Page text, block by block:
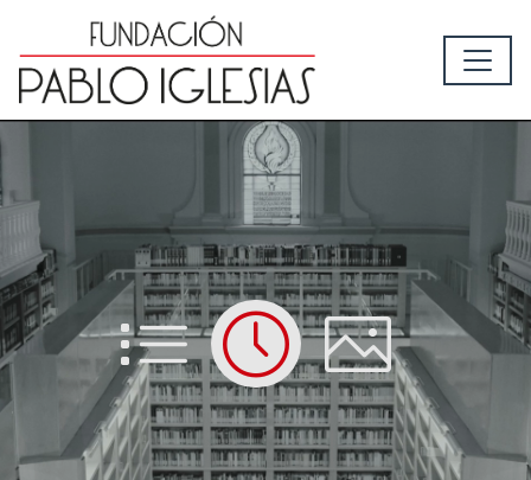
List Time Picture